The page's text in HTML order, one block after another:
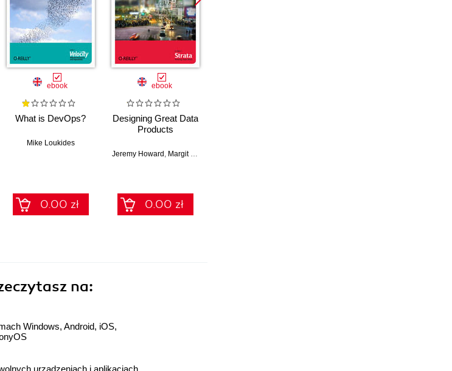
ebook
What is DevOps?
Mike Loukides
0.00 zł
ebook
Designing Great Data
Products
Jeremy Howard Margit Zwemer
0.00 zł
na:
Windows, Android, iOS,
urządzeniach i aplikacjach